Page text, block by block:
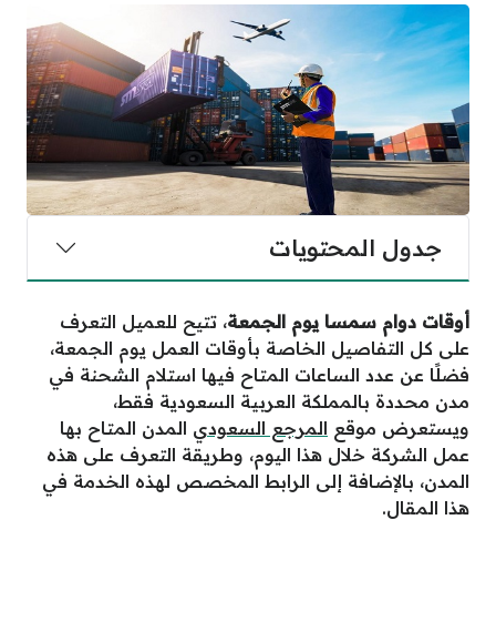
جدول المحتويات
أوقات دوام سمسا يوم الجمعة، تتيح للعميل التعرف
على كل التفاصيل الخاصة بأوقات العمل يوم الجمعة،
فضلًا عن عدد الساعات المتاح فيها استلام الشحنة في
مدن محددة بالمملكة العربية السعودية فقط،
ويستعرض موقع المرجع السعودي المدن المتاح بها
عمل الشركة خلال هذا اليوم، وطريقة التعرف على هذه
المدن، بالإضافة إلى الرابط المخصص لهذه الخدمة في
هذا المقال.